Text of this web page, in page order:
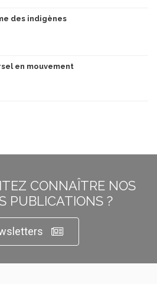
des indigènes
en mouvement
CONNAÎTRE NOS
PUBLICATIONS ?